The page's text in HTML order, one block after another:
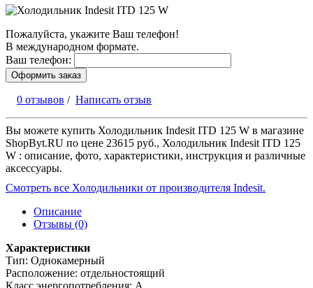
Пожалуйста, укажите Ваш телефон!
В международном формате.
Ваш телефон:
Оформить заказ
0 отзывов / Написать отзыв
Вы можете купить Холодильник Indesit ITD 125 W в магазине
ShopByt.RU по цене 23615 руб., Холодильник Indesit ITD 125
W : описание, фото, характеристики, инструкция и различные
аксессуары.
Смотреть все Холодильники от производителя Indesit.
Описание
Отзывы (0)
Характеристики
Тип: Однокамерный
Расположение: отдельностоящий